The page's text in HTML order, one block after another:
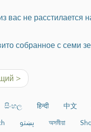
не расстилается
собранное с семи
>
සිංහල हिन्दी 中文
پښتو অসমীয়া